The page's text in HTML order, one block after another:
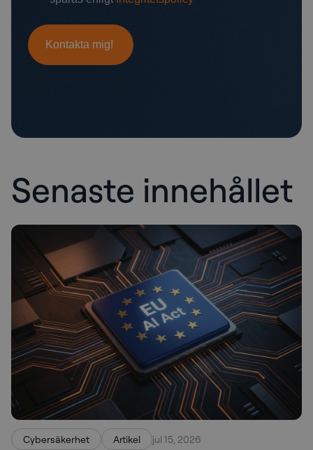
Senaste innehållet
Cybersäkerhet Artikel jul 15, 2026